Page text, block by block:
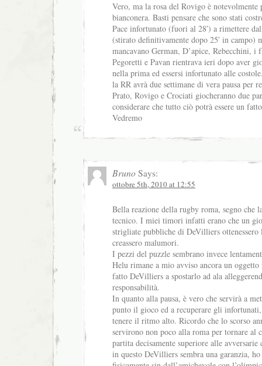
Vero, ma la rosa del Rovigo è
bianconera. Basti pensare che sono stati
Pace infortunato (fuori al 28′) a rimettere
(stirato definitivamente dopo 25′ in campo)
mancavano German, D’apice, Rebecchini,
Pegoretti e Pavan rientrava ieri dopo aver
nella prima ed essersi infortunato alle
la RR avrà due settimane di vera pausa per
Prato, Rovigo e Crociati giocheranno due
considerare che tutto ciò potrà essere un
Vedremo
Bruno Says:
ottobre 5th, 2010 at 12:55
Bella reazione della rugby roma, segno che
tecnico. I miei timori infatti erano che un
strigliate pubbliche di DeVilliers ottenessero
creassero malumori.
I pezzi del puzzle sembrano invece
Helu rimane a mio avviso ancora un oggetto
fatto DeVilliers a spostarlo ad ala
responsabilità.
In quanto alla pausa, è vero che servirà a
punto il gioco ed a recuperare gli
tenere il ritmo alto. Ricordo che lo scorso
servirono non poco alla roma per tornare al
partita decisamente superiore alle avversarie
in questo DeVilliers sembra una garanzia,